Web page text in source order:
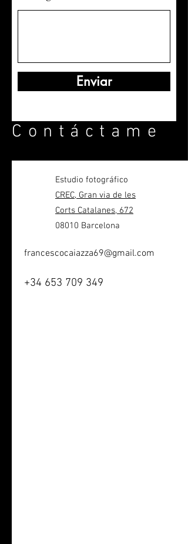
Enviar
Contáctame
Estudio fotográfico
CREC, Gran via de les
Corts Catalanes, 672
08010 Barcelona
francescocaiazza69@gmail.com
+34 653 709 349